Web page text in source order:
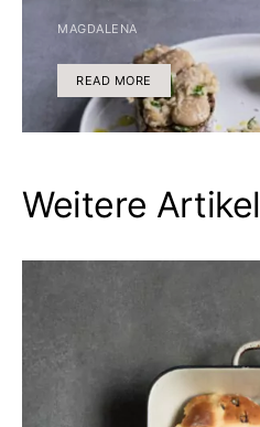
MAGDALENA
READ MORE
Weitere Artikel